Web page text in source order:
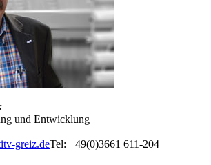
und Entwicklung
greiz.deTel: +49(0)3661 611-204